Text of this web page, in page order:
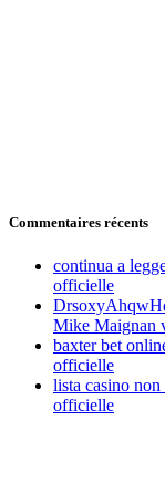
Commentaires récents
continua a
officielle
Mike Maignan
baxter bet
officielle
lista casino non
officielle